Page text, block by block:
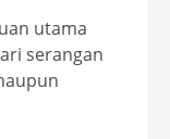
utama
serangan